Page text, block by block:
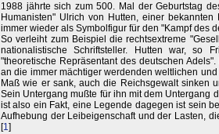
1988 jährte sich zum 500. Mal der Geburtstag
Humanisten" Ulrich von Hutten, einer
immer wieder als Symbolfigur für den "Kampf des
So verleiht zum Beispiel die rechtsextreme
nationalistische Schriftsteller. Hutten war, so
"theoretische Repräsentant des deutschen
an die immer mächtiger werdenden weltlichen
Maß wie er sank, auch die Reichsgewalt sinken
Sein Untergang mußte für ihn mit dem Untergang
ist also ein Fakt, eine Legende dagegen ist sein
Aufhebung der Leibeigenschaft und der Lasten,
[1]